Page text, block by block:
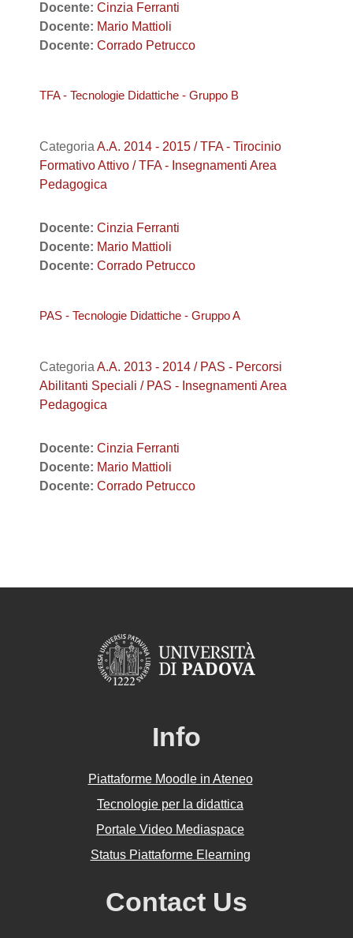
Docente: Cinzia Ferranti
Docente: Mario Mattioli
Docente: Corrado Petrucco
TFA - Tecnologie Didattiche - Gruppo B
Categoria A.A. 2014 - 2015 / TFA - Tirocinio
Formativo Attivo / TFA - Insegnamenti Area
Pedagogica
Docente: Cinzia Ferranti
Docente: Mario Mattioli
Docente: Corrado Petrucco
PAS - Tecnologie Didattiche - Gruppo A
Categoria A.A. 2013 - 2014 / PAS - Percorsi
Abilitanti Speciali / PAS - Insegnamenti Area
Pedagogica
Docente: Cinzia Ferranti
Docente: Mario Mattioli
Docente: Corrado Petrucco
Info
Piattaforme Moodle in Ateneo
Tecnologie per la didattica
Portale Video Mediaspace
Status Piattaforme Elearning
Contact Us